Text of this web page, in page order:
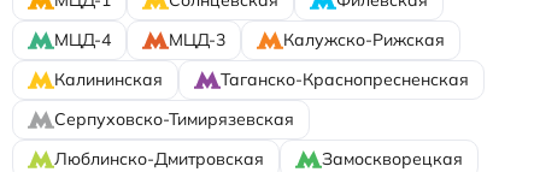
МЦД-4
МЦД-3
Калужско-Рижская
Калининская
Таганско-Краснопресненская
Серпуховско-Тимирязевская
Люблинско-Дмитровская
Замоскворецкая